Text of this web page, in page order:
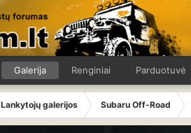
Galerija Renginiai Parduotuvė
Lankytojų galerijos Subaru Off-Road